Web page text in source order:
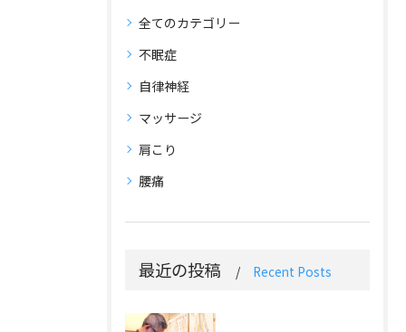
全てのカテゴリー
不眠症
自律神経
マッサージ
肩こり
腰痛
最近の投稿 Recent Posts